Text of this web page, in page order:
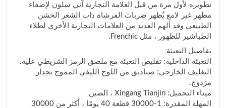
تطويره لأول مرة من قبل العلامة التجارية آني سلون لإضفاء
مظهر غير لامع يُظهر ضربات الفرشاة ذات الشعر الخشن
الطبيعي وقد ألهم العديد من العلامات التجارية الأخرى لطلاء
الطباشير للظهور ، مثل Frenchic.
تفاصيل التعبئة
التعبئة الداخلية: تقليص التعبئة مع ملصق الرمز الشريطي عليه.
التغليف الخارجي: صناديق من اللوح الليفي المموج بجدار
مزدوج.
ميناء التحميل: Xingang Tianjin ، الصين
المهلة المقدرة: 1-30000 قطعة 40 يومًا ، أكثر من 30000